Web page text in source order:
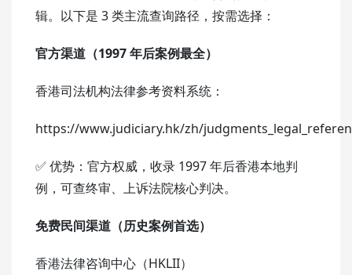
辑。以下是 3 类主流查询路径，按需选择：
官方渠道（1997 年后案例最全）
香港司法机构法律参考资料系统：
https://www.judiciary.hk/zh/
✅ 优势：官方权威，收录 1997 年后香港本地判
例，可查终审、上诉法院核心判决。
免费民间渠道（历史案例首选）
香港法律咨询中心（HKLII）